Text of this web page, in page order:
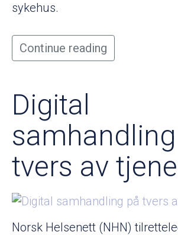
sykehus.
Continue reading
Digital
tvers av
Norsk Helsenett (NHN)